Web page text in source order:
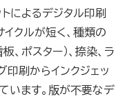
によるデジタル印刷
クルが短く、種類の
、ポスター）、捺染、ラ
印刷からインクジェッ
います。版が不要なデ